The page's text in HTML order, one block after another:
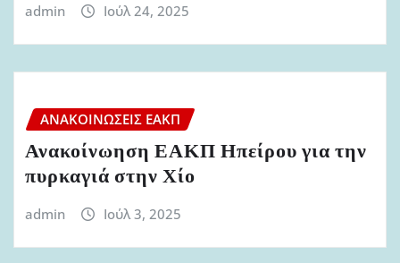
admin Ιούλ 24, 2025
ΑΝΑΚΟΙΝΏΣΕΙΣ ΕΑΚΠ
Ανακοίνωηση ΕΑΚΠ Ηπείρου για την
πυρκαγιά στην Χίο
admin Ιούλ 3, 2025